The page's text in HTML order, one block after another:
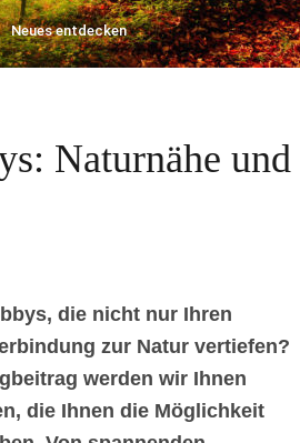
Neues entdecken
Naturnähe und
die nicht nur Ihren
zur Natur vertiefen?
werden wir Ihnen
die Ihnen die Möglichkeit